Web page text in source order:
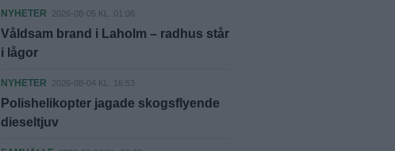
NYHETER 2026-08-05 KL. 01:06
Våldsam brand i Laholm – radhus står
i lågor
NYHETER 2026-08-04 KL. 16:53
Polishelikopter jagade skogsflyende
dieseltjuv